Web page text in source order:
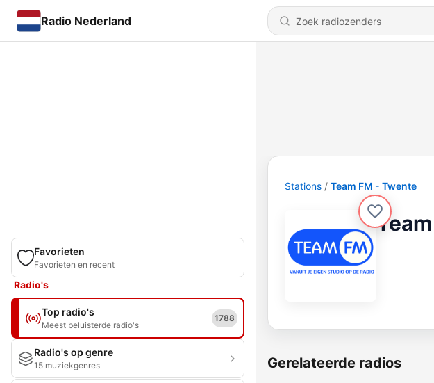
Radio Nederland
Favorieten
Favorieten en recent
Radio's
Top radio's
Meest beluisterde radio's
1788
Radio's op genre
15 muziekgenres
Stations Team FM - Twente
Gerelateerde radios